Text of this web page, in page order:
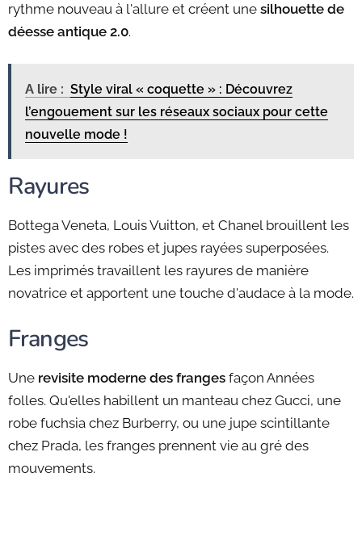
rythme nouveau à l'allure et créent une silhouette de
déesse antique 2.0.
A lire : Style viral « coquette » : Découvrez
l’engouement sur les réseaux sociaux pour cette
nouvelle mode !
Rayures
Bottega Veneta, Louis Vuitton, et Chanel brouillent les
pistes avec des robes et jupes rayées superposées.
Les imprimés travaillent les rayures de manière
novatrice et apportent une touche d'audace à la mode.
Franges
Une revisite moderne des franges façon Années
folles. Qu'elles habillent un manteau chez Gucci, une
robe fuchsia chez Burberry, ou une jupe scintillante
chez Prada, les franges prennent vie au gré des
mouvements.